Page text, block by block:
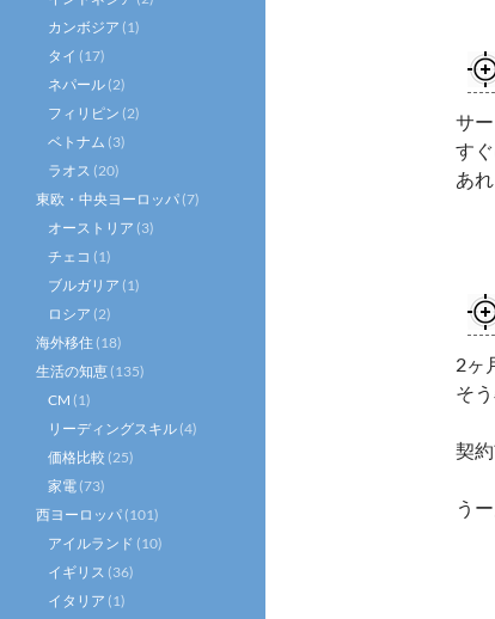
サ
す
あれ
2ヶ
そ
契
う
カンボジア (1)
タイ (17)
ネパール (2)
フィリピン (2)
ベトナム (3)
ラオス (20)
東欧・中央ヨーロッパ (7)
オーストリア (3)
チェコ (1)
ブルガリア (1)
ロシア (2)
海外移住 (18)
生活の知恵 (135)
CM (1)
リーディングスキル (4)
価格比較 (25)
家電 (73)
西ヨーロッパ (101)
アイルランド (10)
イギリス (36)
イタリア (1)